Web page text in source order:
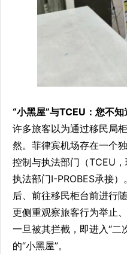
“小黑屋”与TCEU：您不
许多旅客以为通过移民局
然。菲律宾机场存在一个
控制与执法部门（TCEU
执法部门I-PROBES承接
后、前往移民柜台前进行
更侧重观察旅客行为举止
一旦被其拦截，即进入“二
的“小黑屋”。